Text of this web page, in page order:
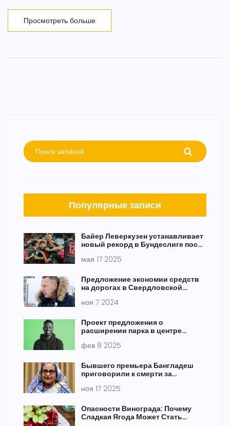
Просмотреть больше
Популярные записи
Байер Леверкузен устанавливает
новый рекорд в Бундеслиге после
мая 17 2025
Предложение экономии средств
на дорогах в Свердловской
бюджетные расходы
ноя 7 2024
Проект предложения о
расширении парка в центре
фев 8 2025
Бывшего премьера Бангладеш
приговорили к смерти за
ноя 17 2025
Опасности Винограда: Почему
Сладкая Ягода Может Стать